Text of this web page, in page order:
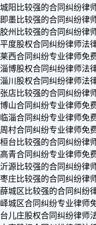
城阳比较强的合同纠纷律
即墨比较强的合同纠纷律
胶州比较强的合同纠纷律
平度股权合同纠纷律师法
莱西合同纠纷专业律师免
淄博股权合同纠纷律师法
淄川股权合同纠纷律师法
张店比较强的合同纠纷律
博山合同纠纷专业律师免
临淄合同纠纷专业律师免
周村合同纠纷专业律师免
桓台比较强的合同纠纷律
高青合同纠纷专业律师免
沂源比较强的合同纠纷律
枣庄比较强的合同纠纷律
薛城区比较强的合同纠纷
峄城区合同纠纷专业律师
台儿庄股权合同纠纷律师